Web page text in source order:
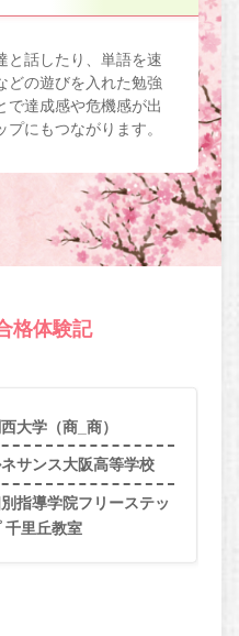
と話したり、単語を速
どの遊びを入れた勉強
で達成感や危機感が出
にもつながります。
格体験記
大学（商_商）
サンス大阪高等学校
指導学院フリーステッ
千里丘教室